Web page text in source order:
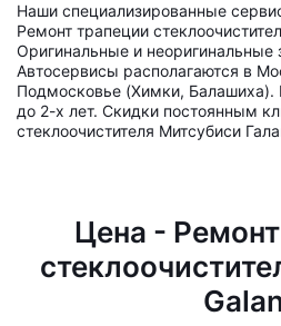
Наши специализированные
Ремонт трапеции
Оригинальные и неоригинальные
Автосервисы располагаются в
Подмосковье (Химки, Балашиха).
до 2-х лет. Скидки постоянным
стеклоочистителя Митсубиси
Цена -